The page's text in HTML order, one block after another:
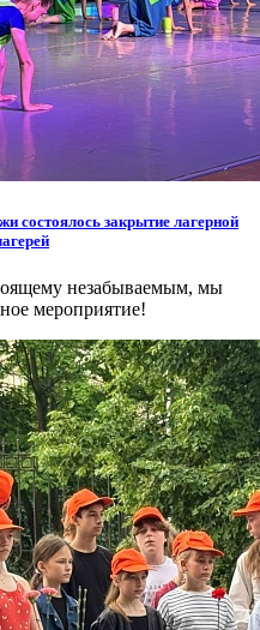
состоялось закрытие лагерной
незабываемым, мы
мероприятие!